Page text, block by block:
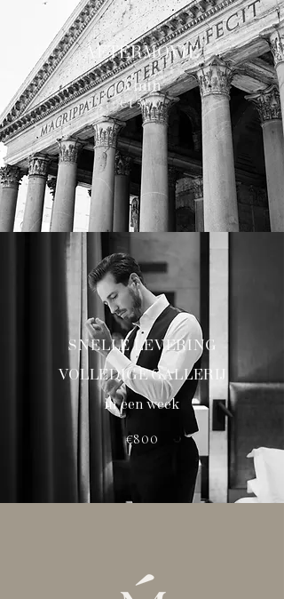
AFTERMOVIE
3 min
€1500
SNELLE LEVERING
VOLLEDIGE GALLERIJ
in een week
€800